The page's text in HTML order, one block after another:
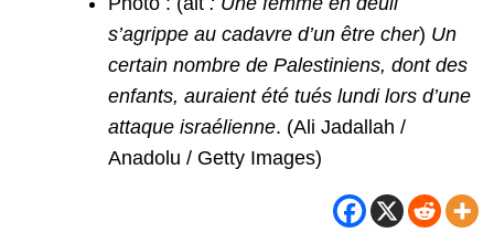
s’agrippe au cadavre d’un être cher) Un
certain nombre de Palestiniens, dont des
enfants, auraient été tués lundi lors d’une
attaque israélienne. (Ali Jadallah /
Anadolu / Getty Images)